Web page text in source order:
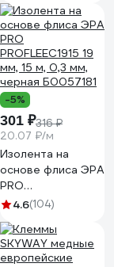
-5%
301 ₽316 ₽
20.07 ₽/м
Изолента на
основе флиса ЭРА
PRO
PROFLEEC1915 19
черная Б0057181
4.6(104)